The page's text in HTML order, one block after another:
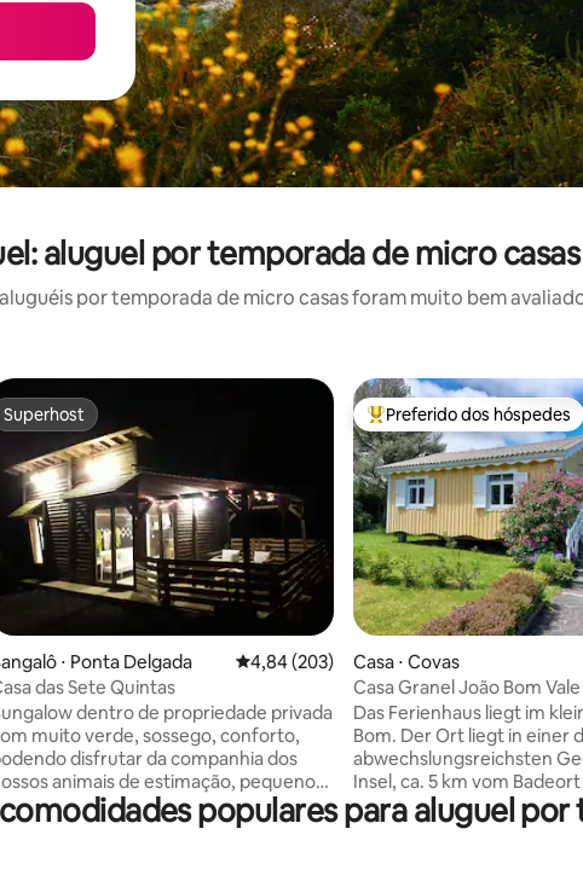
aluguel por temporada de micro
por temporada de micro casas foram muito bem
média de 5, 147 avaliações
Superhost
Superhost
⋅ Ponta Delgada 4,84 de uma avaliação média de 5, 203
4,84 (203)
das Sete Quintas
dentro de propriedade privada
muito verde, sossego, conforto,
disfrutar da companhia dos
animais de estimação, pequenos
inofensivos, dos cantos da
da brisa nos arvoredos com
Entre os melhores
Preferido dos hóspedes
Casa ⋅ Covas
Casa
Das Ferienhaus liegt im
Bom. Der Ort liegt in einer
abwechslungsreichsten
Insel, ca. 5 km vom
und in unmittelbarer Nähe
Sete Cidades. Im Ort in ca. 250 m
comodidades populares para aluguel